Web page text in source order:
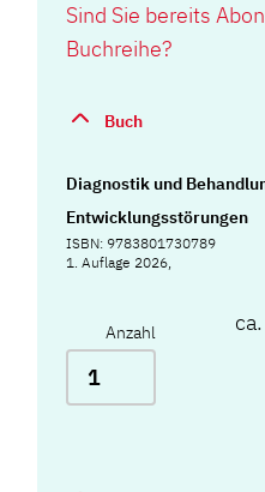
Sind Sie bereits
Buchreihe?
Buch
Diagnostik und
Entwicklungsstörungen
ISBN: 9783801730789
1. Auflage 2026,
Anzahl ca.